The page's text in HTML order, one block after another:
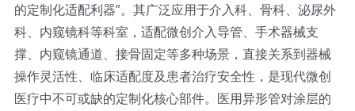
光伏技术科普
锂电技术科普
联系我们
关于我们
的定制化适配利器”。其广泛应用于介入科、骨科、泌尿外
科、内窥镜科等科室，适配微创介入导管、手术器械支
撑、内窥镜通道、接骨固定等多种场景，直接关系到器械
操作灵活性、临床适配度及患者治疗安全性，是现代微创
医疗中不可或缺的定制化核心部件。医用异形管对涂层的